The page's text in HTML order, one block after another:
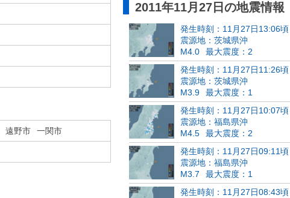
遠野市 一関市
2011年11月27日の地震情報
発生時刻：11月27日13:06頃
震源地：茨城県沖
M4.0
最大震度：2
発生時刻：11月27日11:26頃
震源地：茨城県沖
M3.9
最大震度：1
発生時刻：11月27日10:07頃
震源地：福島県沖
M4.5
最大震度：2
発生時刻：11月27日09:11頃
震源地：福島県沖
M3.7
最大震度：1
発生時刻：11月27日08:43頃